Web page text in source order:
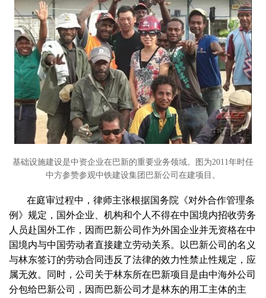
基础设施建设是中资企业在巴新的重要业务领域。图为2011年时任
中方参赞参观中铁建设集团巴新公司在建项目。
在庭审过程中，律师主张根据国务院《对外合作管理条
例》规定，国外企业、机构和个人不得在中国境内招收劳务
人员赴国外工作，因而巴新公司作为外国企业并无资格在中
国境内与中国劳动者直接建立劳动关系。以巴新公司的名义
与林东签订的劳动合同违反了法律的效力性禁止性规定，应
属无效。同时，公司关于林东所在巴新项目是由中海外公司
分包给巴新公司，因而巴新公司才是林东的用工主体的主